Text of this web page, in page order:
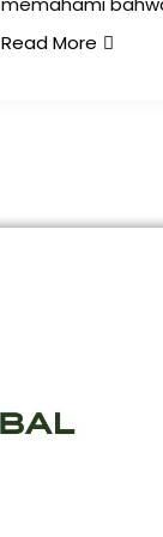
Read More